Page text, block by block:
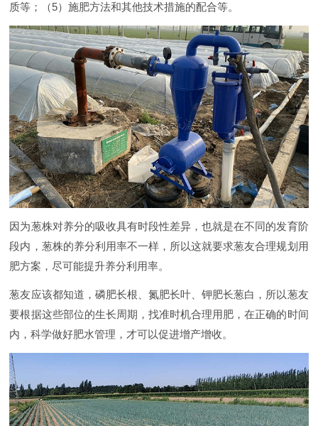
质等；（5）施肥方法和其他技术措施的配合等。
因为葱株对养分的吸收具有时段性差异，也就是在不同的发育阶
段内，葱株的养分利用率不一样，所以这就要求葱友合理规划用
肥方案，尽可能提升养分利用率。
葱友应该都知道，磷肥长根、氮肥长叶、钾肥长葱白，所以葱友
要根据这些部位的生长周期，找准时机合理用肥，在正确的时间
内，科学做好肥水管理，才可以促进增产增收。